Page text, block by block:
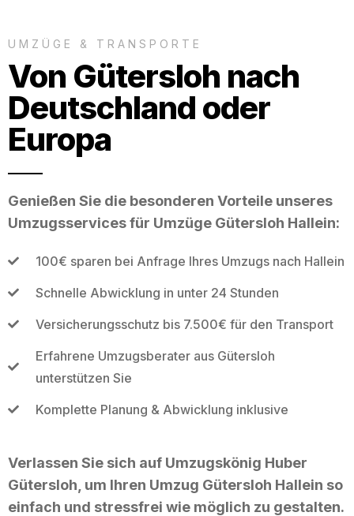
UMZÜGE & TRANSPORTE
Von Gütersloh nach
Deutschland oder
Europa
Genießen Sie die besonderen Vorteile unseres
Umzugsservices für Umzüge Gütersloh Hallein:
100€ sparen bei Anfrage Ihres Umzugs nach Hallein
Schnelle Abwicklung in unter 24 Stunden
Versicherungsschutz bis 7.500€ für den Transport
Erfahrene Umzugsberater aus Gütersloh
unterstützen Sie
Komplette Planung & Abwicklung inklusive
Verlassen Sie sich auf Umzugskönig Huber
Gütersloh, um Ihren Umzug Gütersloh Hallein so
einfach und stressfrei wie möglich zu gestalten.